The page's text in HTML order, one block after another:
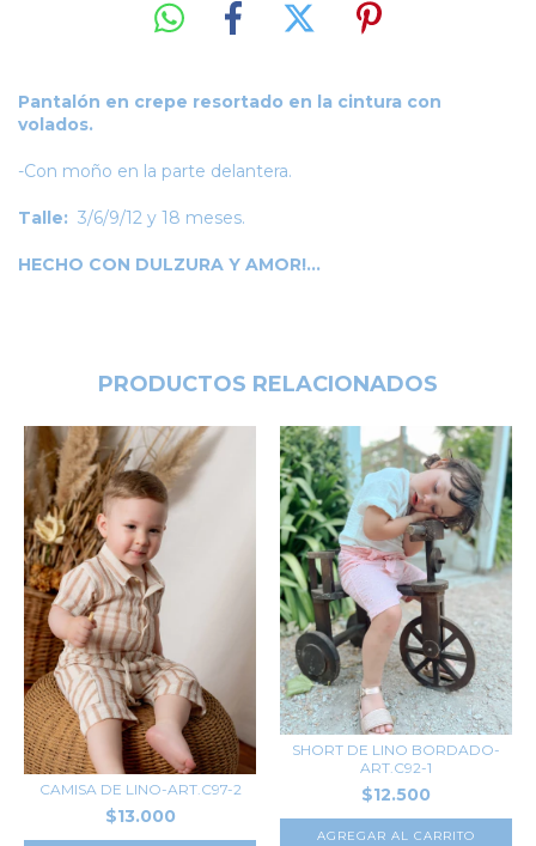
Pantalón en crepe resortado en la cintura con
volados.
-Con moño en la parte delantera.
Talle: 3/6/9/12 y 18 meses.
HECHO CON DULZURA Y AMOR!...
PRODUCTOS RELACIONADOS
CAMISA DE LINO-ART.C97-2
$13.000
SHORT DE LINO BORDADO-
ART.C92-1
$12.500
AGREGAR AL CARRITO